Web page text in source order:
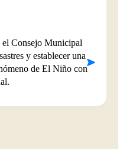
el Consejo Municipal
y establecer una
de El Niño con